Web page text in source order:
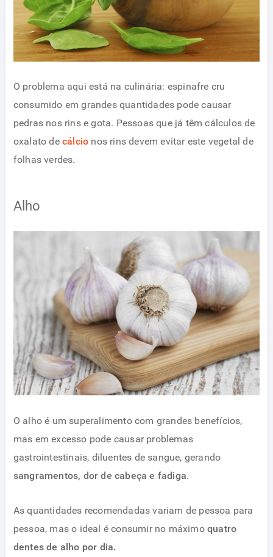
O problema aqui está na culinária: espinafre cru
consumido em grandes quantidades pode causar
pedras nos rins e gota. Pessoas que já têm cálculos de
oxalato de cálcio nos rins devem evitar este vegetal de
folhas verdes.
Alho
O alho é um superalimento com grandes benefícios,
mas em excesso pode causar problemas
gastrointestinais, diluentes de sangue, gerando
sangramentos, dor de cabeça e fadiga.
As quantidades recomendadas variam de pessoa para
pessoa, mas o ideal é consumir no máximo quatro
dentes de alho por dia.